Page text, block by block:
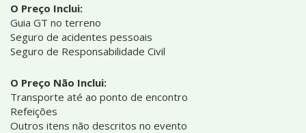
O Preço Inclui:
Guia GT no terreno
Seguro de acidentes pessoais
Seguro de Responsabilidade Civil
O Preço Não Inclui:
Transporte até ao ponto de encontro
Refeições
Outros itens não descritos no evento